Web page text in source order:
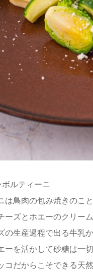
ルティーニ
は鳥肉の包み焼きのこ
ーズとホエーのクリー
の生産過程で出る牛乳
ーを活かして砂糖は一
コだからこそできる天